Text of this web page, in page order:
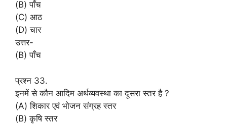
(B) पाँच
(C) आठ
(D) चार
उत्तर-
(B) पाँच
प्रश्न 33.
इनमें से कौन आदिम अर्थव्यवस्था का दूसरा स्तर है ?
(A) शिकार एवं भोजन संग्रह स्तर
(B) कृषि स्तर